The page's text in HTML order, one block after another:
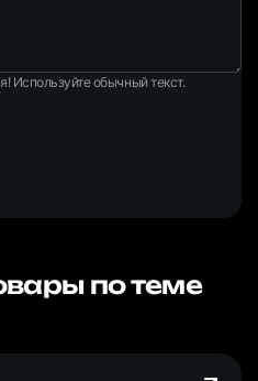
Используйте обычный текст.
по теме